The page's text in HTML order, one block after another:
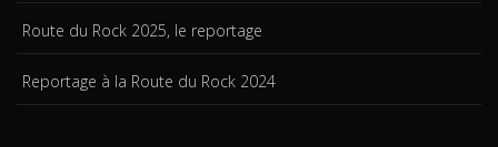
Route du Rock 2025, le reportage
Reportage à la Route du Rock 2024